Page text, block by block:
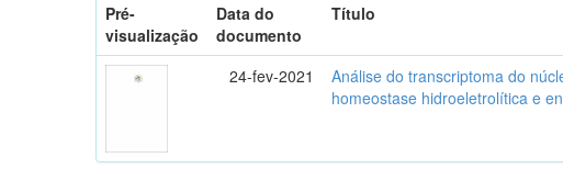
Pré-
visualização
Data do
documento
Título
24-fev-2021
Análise do transcriptoma do
homeostase hidroeletrolítica e